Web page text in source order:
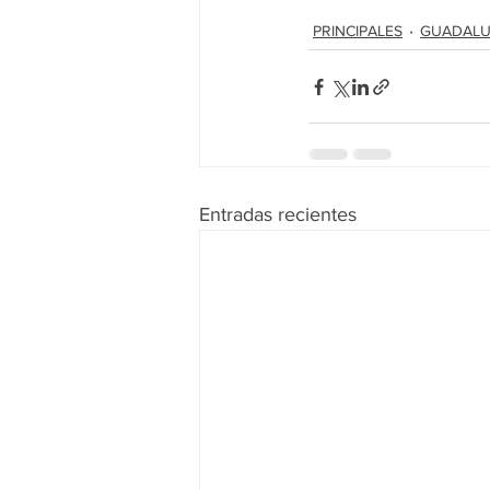
PRINCIPALES
Entradas recientes